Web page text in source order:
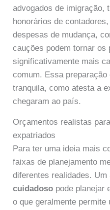
advogados de imigração,
honorários de
despesas de mudança,
cauções podem tornar
significativamente mais
comum. Essa
tranquila, como atesta a
chegaram ao país.
Orçamentos realistas
expatriados
Para ter uma ideia mais
faixas de planejamento
diferentes realidades. Um
cuidadoso pode planejar
o que geralmente